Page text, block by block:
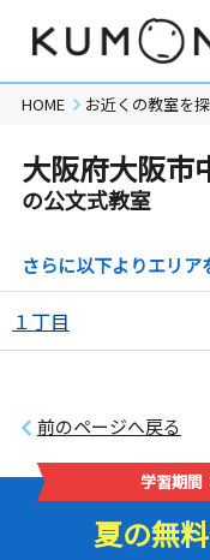
HOME お近くの教室を
大阪府大阪市
の公文式教室
さらに以下よりエリア
１丁目
前のページへ戻る
学習期間
夏の無